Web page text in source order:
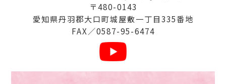
〒480-0143
愛知県丹⽻郡⼤⼝町城屋敷⼀丁⽬335番地
FAX／0587-95-6474